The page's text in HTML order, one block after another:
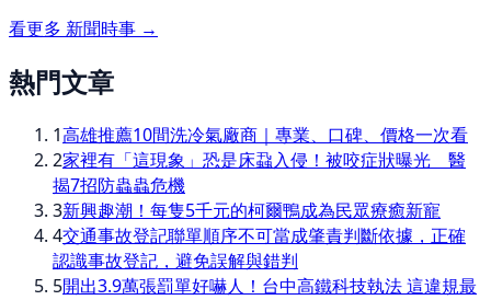
看更多 新聞時事 →
熱門文章
1高雄推薦10間洗冷氣廠商｜專業、口碑、價格一次看
2家裡有「這現象」恐是床蝨入侵！被咬症狀曝光 醫
揭7招防蟲蟲危機
3新興趣潮！每隻5千元的柯爾鴨成為民眾療癒新寵
4交通事故登記聯單順序不可當成肇責判斷依據，正確
認識事故登記，避免誤解與錯判
5開出3.9萬張罰單好嚇人！台中高鐵科技執法 這違規最